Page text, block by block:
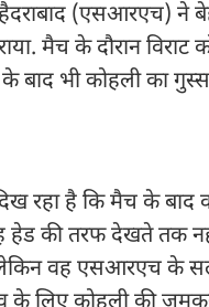
(एसआरएच) ने
मैच के दौरान विराट
बाद भी कोहली का
रहा है कि मैच के बाद
की तरफ देखते तक
वह एसआरएच के